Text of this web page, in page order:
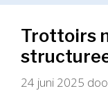
Trottoirs
24 juni 2025